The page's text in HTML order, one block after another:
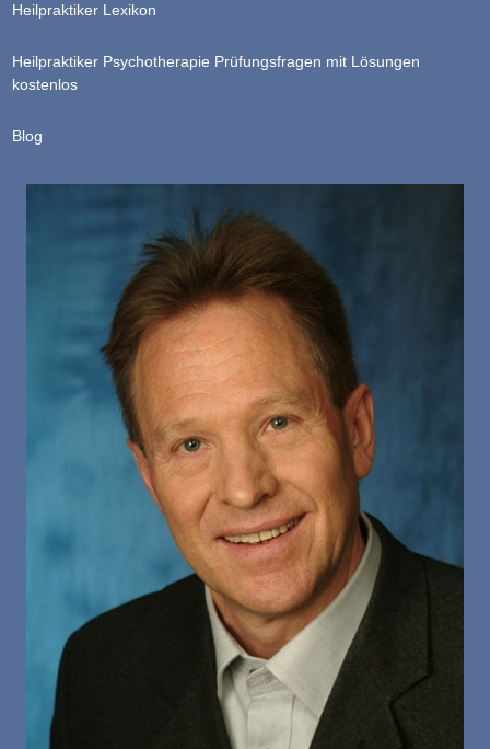
Heilpraktiker Lexikon
Heilpraktiker Psychotherapie Prüfungsfragen mit Lösungen
kostenlos
Blog